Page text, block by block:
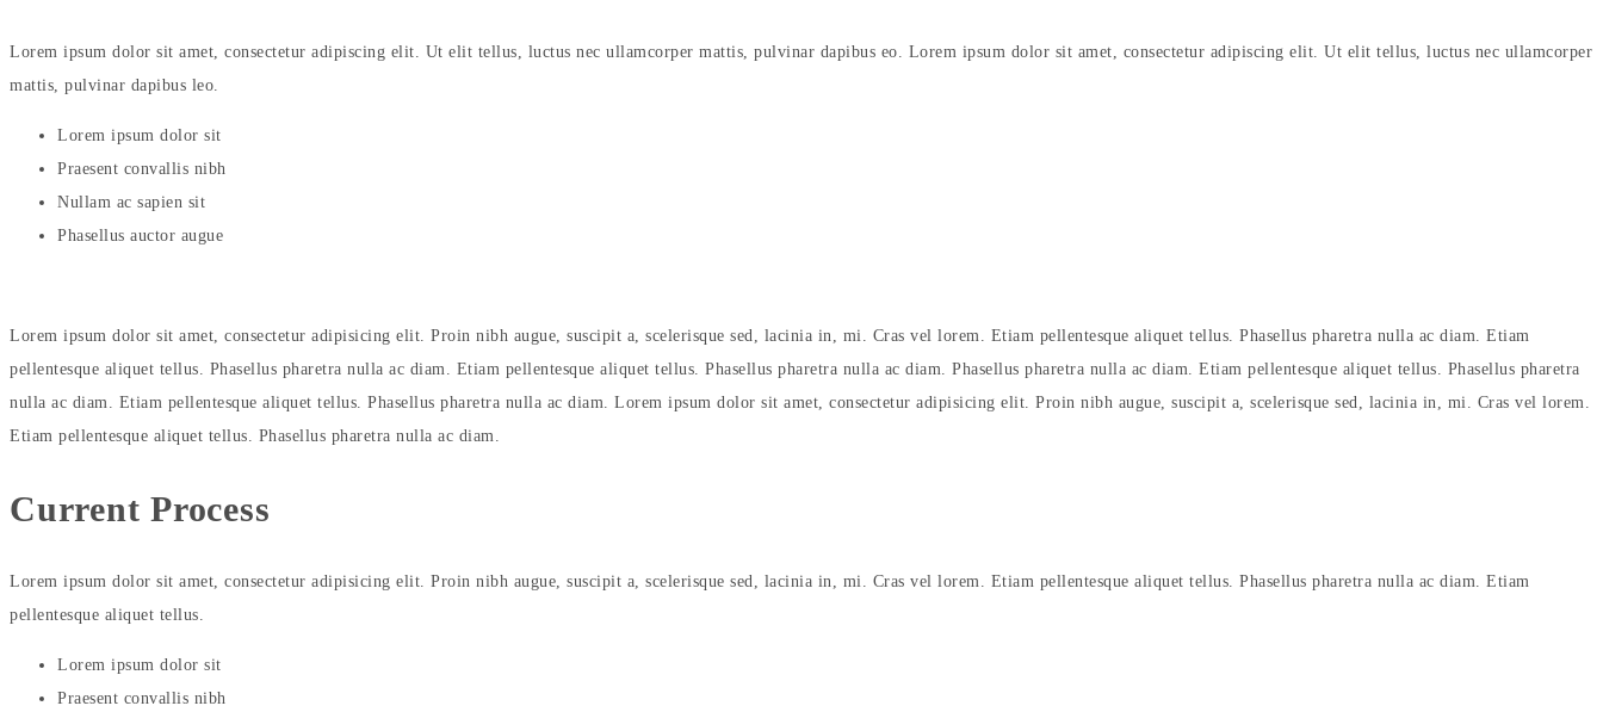
Lorem ipsum dolor sit amet, consectetur adipiscing elit. Ut elit tellus, luctus nec ullamcorper mattis, pulvinar dapibus eo. Lorem ipsum dolor sit amet, consectetur adipiscing elit. Ut elit tellus, luctus nec ullamcorper
mattis, pulvinar dapibus leo.
Lorem ipsum dolor sit
Praesent convallis nibh
Nullam ac sapien sit
Phasellus auctor augue
Lorem ipsum dolor sit amet, consectetur adipisicing elit. Proin nibh augue, suscipit a, scelerisque sed, lacinia in, mi. Cras vel lorem. Etiam pellentesque aliquet tellus. Phasellus pharetra nulla ac diam. Etiam
pellentesque aliquet tellus. Phasellus pharetra nulla ac diam. Etiam pellentesque aliquet tellus. Phasellus pharetra nulla ac diam. Phasellus pharetra nulla ac diam. Etiam pellentesque aliquet tellus. Phasellus pharetra
nulla ac diam. Etiam pellentesque aliquet tellus. Phasellus pharetra nulla ac diam. Lorem ipsum dolor sit amet, consectetur adipisicing elit. Proin nibh augue, suscipit a, scelerisque sed, lacinia in, mi. Cras vel lorem.
Etiam pellentesque aliquet tellus. Phasellus pharetra nulla ac diam.
Current Process
Lorem ipsum dolor sit amet, consectetur adipisicing elit. Proin nibh augue, suscipit a, scelerisque sed, lacinia in, mi. Cras vel lorem. Etiam pellentesque aliquet tellus. Phasellus pharetra nulla ac diam. Etiam
pellentesque aliquet tellus.
Lorem ipsum dolor sit
Praesent convallis nibh